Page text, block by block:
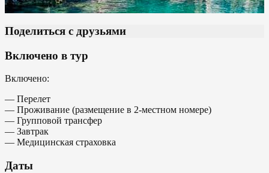
Поделиться с друзьями
Включено в тур
Включено:
— Перелет
— Проживание (размещение в 2-местном номере)
— Групповой трансфер
— Завтрак
— Медицинская страховка
Даты